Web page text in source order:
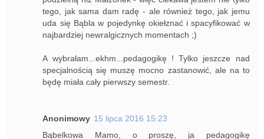
tego, jak sama dam radę - ale również tego, jak jemu
uda się Bąbla w pojedynkę okiełznać i spacyfikować w
najbardziej newralgicznych momentach ;)
A wybrałam...ekhm...pedagogikę ! Tylko jeszcze nad
specjalnością się muszę mocno zastanowić, ale na to
będę miała cały pierwszy semestr.
Anonimowy 15 lipca 2016 15:23
Bąbelkowa Mamo, o proszę, ja pedagogikę